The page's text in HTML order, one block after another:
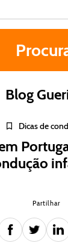
Blog
Dicas de
Partilhar